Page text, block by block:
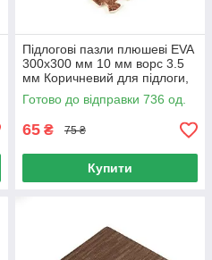
Підлогові пазли плюшеві EVA
300х300 мм 10 мм ворс 3.5
мм Коричневий для підлоги,
килимок-пазл для дитячої
Готово до відправки 736 од.
65 ₴ 75 ₴
Купити